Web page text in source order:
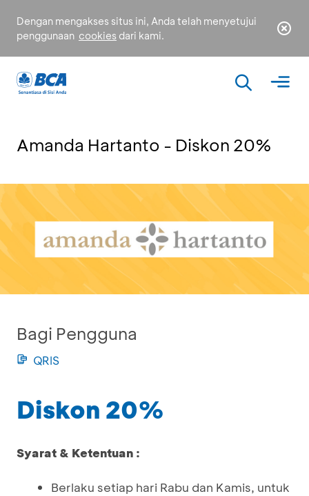
Dengan mengakses situs ini, Anda telah menyetujui
penggunaan cookies dari kami.
Amanda Hartanto - Diskon 20%
Bagi Pengguna
QRIS
Diskon 20%
Syarat & Ketentuan :
Berlaku setiap hari Rabu dan Kamis, untuk